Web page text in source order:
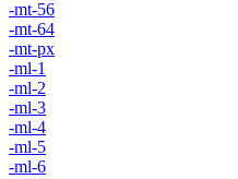
-mt-56
-mt-64
-mt-px
-ml-1
-ml-2
-ml-3
-ml-4
-ml-5
-ml-6